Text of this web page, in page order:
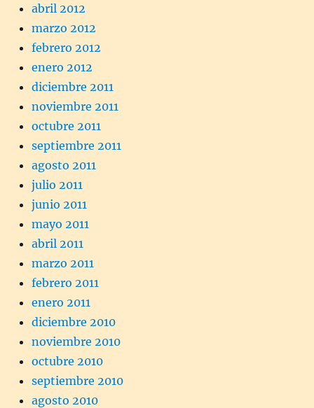
abril 2012
marzo 2012
febrero 2012
enero 2012
diciembre 2011
noviembre 2011
octubre 2011
septiembre 2011
agosto 2011
julio 2011
junio 2011
mayo 2011
abril 2011
marzo 2011
febrero 2011
enero 2011
diciembre 2010
noviembre 2010
octubre 2010
septiembre 2010
agosto 2010